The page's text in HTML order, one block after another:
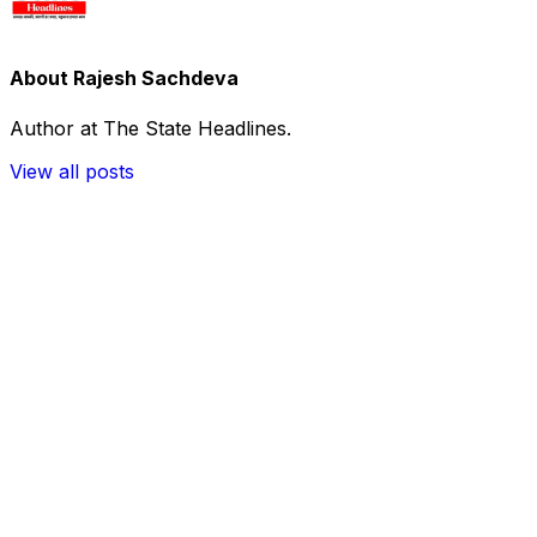
About Rajesh Sachdeva
Author at The State Headlines.
View all posts